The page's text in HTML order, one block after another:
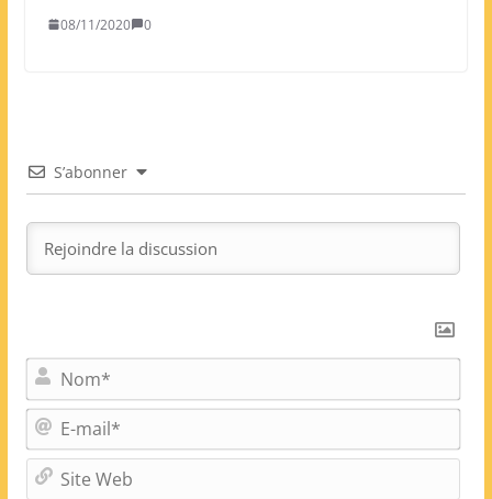
08/11/2020 0
S’abonner
N
o
m
*
E
-
m
i